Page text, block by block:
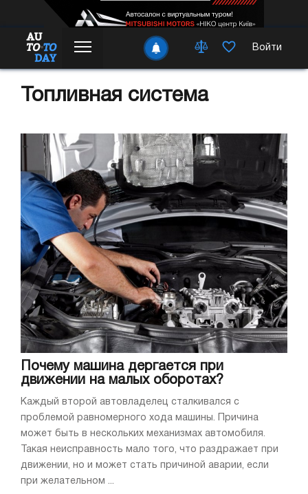
Войти
Топливная система
Почему машина дергается при
движении на малых оборотах?
Каждый второй автовладелец сталкивался с
проблемой равномерного хода машины. Причина
может быть в нескольких механизмах автомобиля.
Такая неисправность мало того, что раздражает при
движении, но и может стать причиной аварии, если
при желательном ...